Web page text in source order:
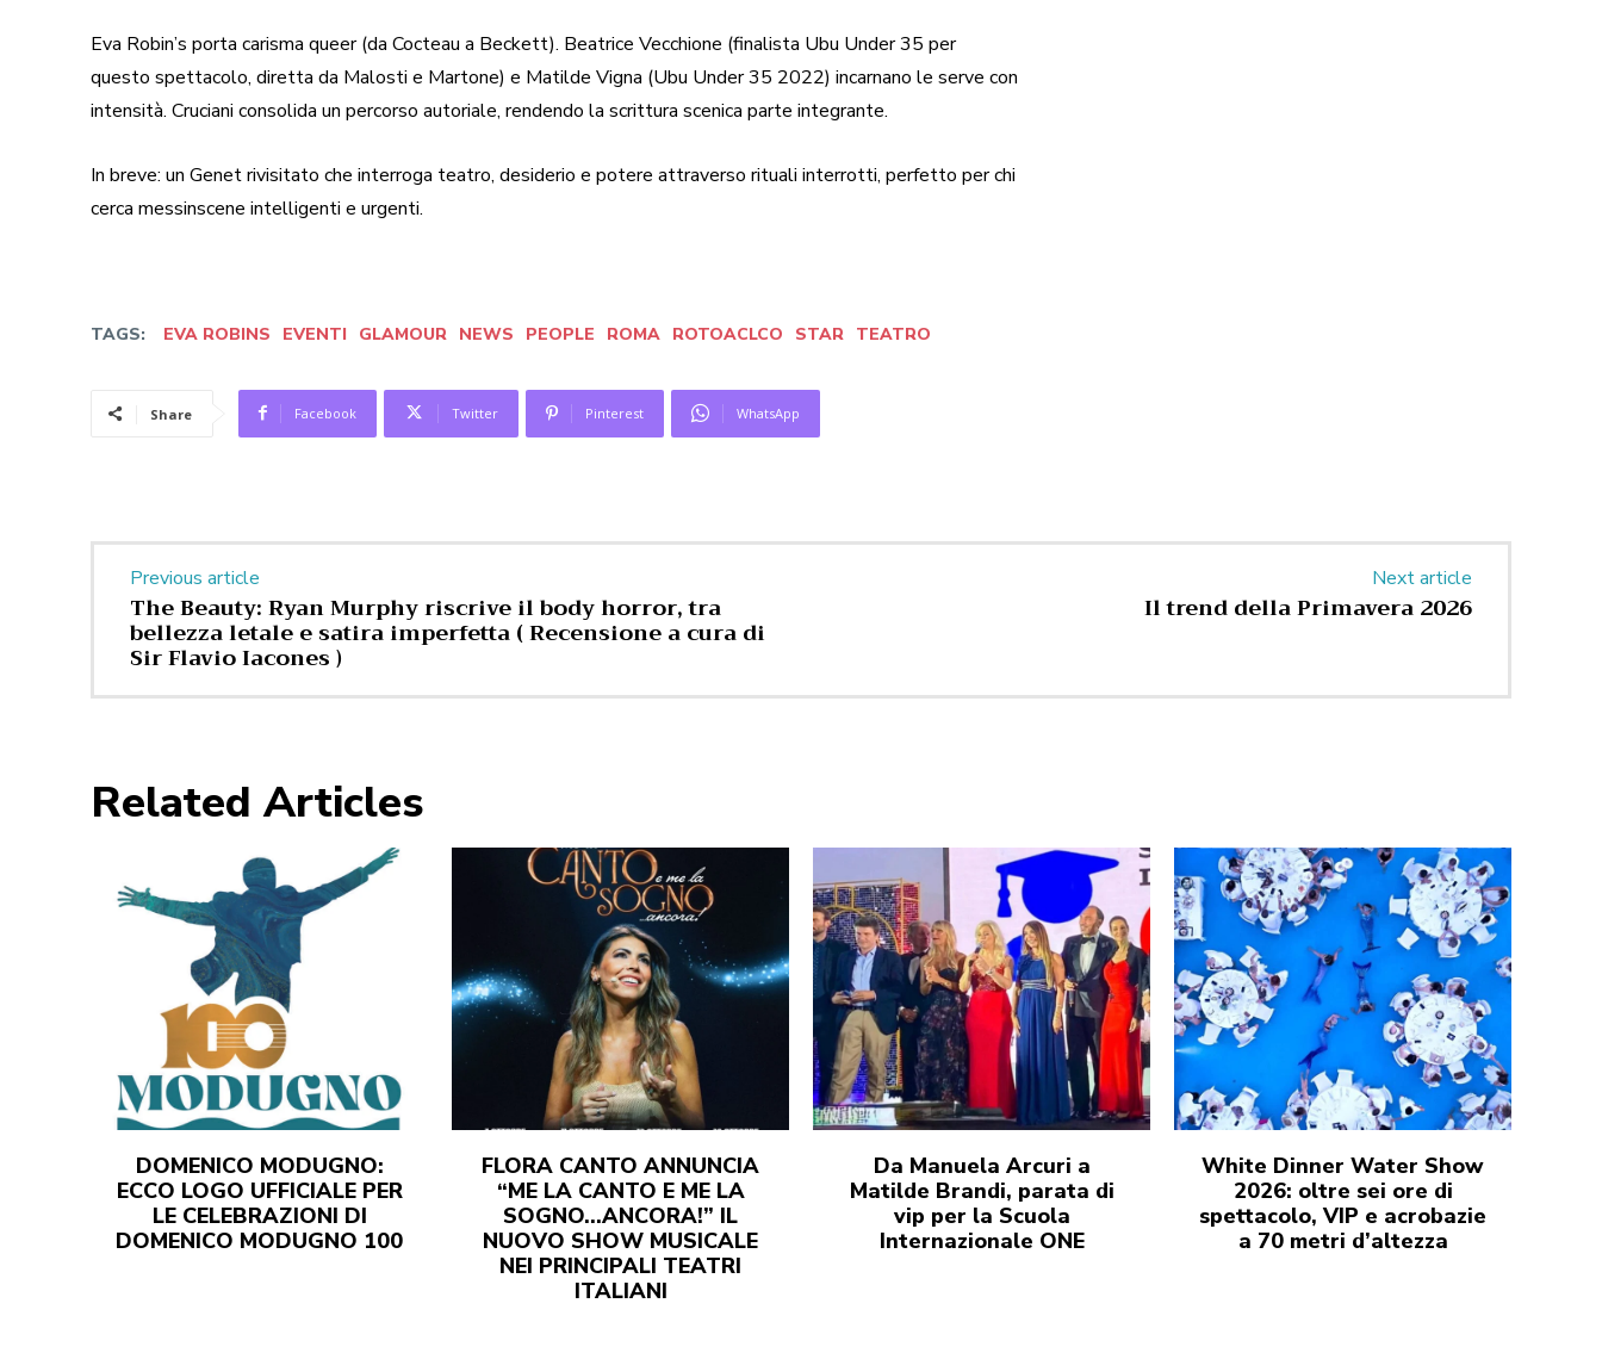
Eva Robin’s porta carisma queer (da Cocteau a Beckett). Beatrice Vecchione (finalista Ubu Under 35 per
questo spettacolo, diretta da Malosti e Martone) e Matilde Vigna (Ubu Under 35 2022) incarnano le serve con
intensità. Cruciani consolida un percorso autoriale, rendendo la scrittura scenica parte integrante.
In breve: un Genet rivisitato che interroga teatro, desiderio e potere attraverso rituali interrotti, perfetto per chi
cerca messinscene intelligenti e urgenti.
TAGS: EVA ROBINS EVENTI GLAMOUR NEWS PEOPLE ROMA ROTOACLCO STAR TEATRO
Share Facebook Twitter Pinterest WhatsApp
Previous article
The Beauty: Ryan Murphy riscrive il body horror, tra
bellezza letale e satira imperfetta ( Recensione a cura di
Sir Flavio Iacones )
Next article
Il trend della Primavera 2026
Related Articles
DOMENICO MODUGNO:
ECCO LOGO UFFICIALE PER
LE CELEBRAZIONI DI
DOMENICO MODUGNO 100
FLORA CANTO ANNUNCIA
“ME LA CANTO E ME LA
SOGNO…ANCORA!” IL
NUOVO SHOW MUSICALE
NEI PRINCIPALI TEATRI
ITALIANI
Da Manuela Arcuri a
Matilde Brandi, parata di
vip per la Scuola
Internazionale ONE
White Dinner Water Show
2026: oltre sei ore di
spettacolo, VIP e acrobazie
a 70 metri d’altezza